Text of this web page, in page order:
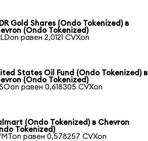
Gold Shares (Ondo Tokenized) в
(Ondo Tokenized)
равен 2,0121 CVXon
States Oil Fund (Ondo Tokenized) в
(Ondo Tokenized)
равен 0,618305 CVXon
(Ondo Tokenized) в Chevron
Tokenized)
равен 0,578257 CVXon